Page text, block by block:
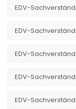
EDV-
EDV-
EDV-
EDV-
EDV-